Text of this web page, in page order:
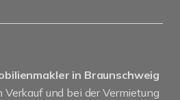
in Braunschweig
und bei der Vermietung